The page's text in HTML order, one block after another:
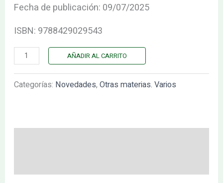
Fecha de publicación: 09/07/2025
ISBN: 9788429029543
AÑADIR AL CARRITO
Categorías: Novedades, Otras materias. Varios